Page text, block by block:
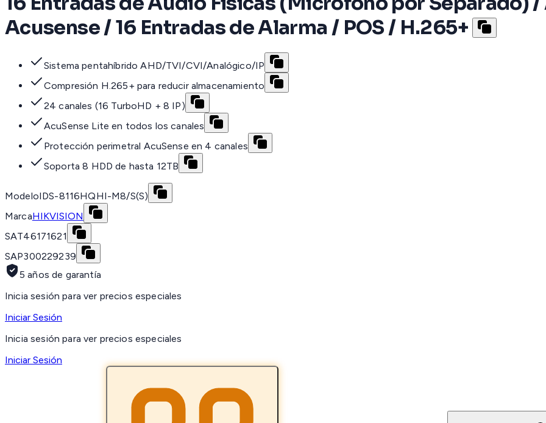
Acusense / 16 Entradas de Alarma / POS / H.265+
Sistema pentahíbrido AHD/TVI/CVI/Analógico/IP
Compresión H.265+ para reducir almacenamiento
24 canales (16 TurboHD + 8 IP)
AcuSense Lite en todos los canales
Protección perimetral AcuSense en 4 canales
Soporta 8 HDD de hasta 12TB
ModeloIDS-8116HQHI-M8/S(S)
MarcaHIKVISION
SAT46171621
SAP300229239
5 años de garantía
Inicia sesión para ver precios especiales
Iniciar Sesión
Inicia sesión para ver precios especiales
Iniciar Sesión